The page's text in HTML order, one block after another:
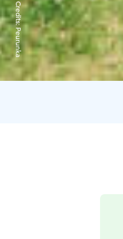
Credits:
Peurunka